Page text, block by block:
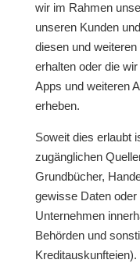
wir im Rahmen
unseren Kunden
diesen und
erhalten oder die
Apps und weiteren
erheben.
Soweit dies erlaubt
zugänglichen
Grundbücher,
gewisse Daten
Unternehmen
Behörden und